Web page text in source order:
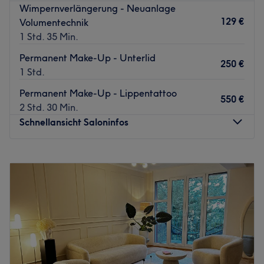
Wimpernverlängerung - Neuanlage
Volumentechnik
1 Std. 35 Min.
129 €
Permanent Make-Up - Unterlid
1 Std.
250 €
Permanent Make-Up - Lippentattoo
2 Std. 30 Min.
550 €
Schnellansicht Saloninfos
20:00
09:00–20:00
09:00– 20:00
Freitag
09:00 20:00
Samstag
10:00 –18:00
Sonntag
Geschlossen